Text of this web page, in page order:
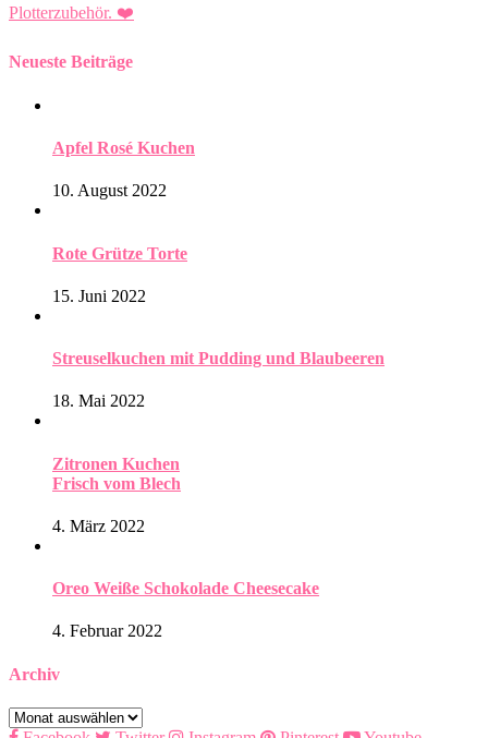
Plotterzubehör. ❤️
Neueste Beiträge
Apfel Rosé Kuchen
10. August 2022
Rote Grütze Torte
15. Juni 2022
Streuselkuchen mit Pudding und Blaubeeren
18. Mai 2022
Zitronen Kuchen
Frisch vom Blech
4. März 2022
Oreo Weiße Schokolade Cheesecake
4. Februar 2022
Archiv
Archiv